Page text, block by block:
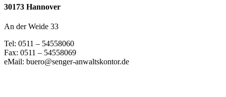
30173 Hannover
An der Weide 33
Tel: 0511 – 54558060
Fax: 0511 – 54558069
eMail: buero@senger-anwaltskontor.de